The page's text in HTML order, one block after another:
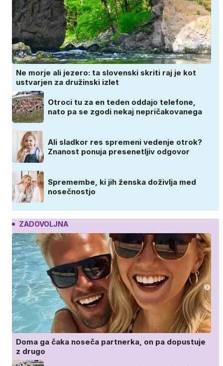
Ne morje ali jezero: ta slovenski skriti raj je kot
ustvarjen za družinski izlet
Otroci tu za en teden oddajo telefone,
nato pa se zgodi nekaj nepričakovanega
Ali sladkor res spremeni vedenje otrok?
Znanost ponuja presenetljiv odgovor
Spremembe, ki jih ženska doživlja med
nosečnostjo
ZADOVOLJNA
Doma ga čaka noseča partnerka, on pa dopustuje
z drugo